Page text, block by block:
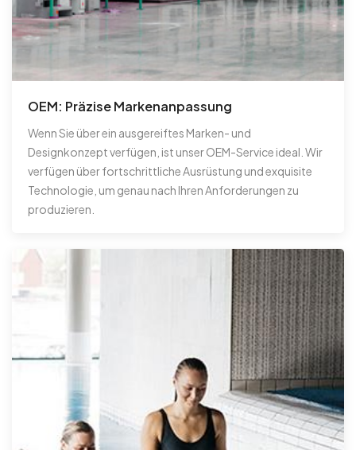
OEM: Präzise Markenanpassung
Wenn Sie über ein ausgereiftes Marken- und
Designkonzept verfügen, ist unser OEM-Service ideal. Wir
verfügen über fortschrittliche Ausrüstung und exquisite
Technologie, um genau nach Ihren Anforderungen zu
produzieren.